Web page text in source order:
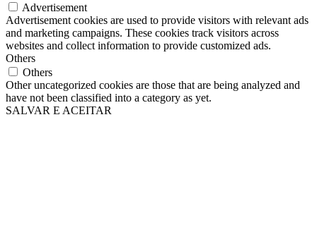
Advertisement
Advertisement cookies are used to provide visitors with relevant ads
and marketing campaigns. These cookies track visitors across
websites and collect information to provide customized ads.
Others
Others
Other uncategorized cookies are those that are being analyzed and
have not been classified into a category as yet.
SALVAR E ACEITAR